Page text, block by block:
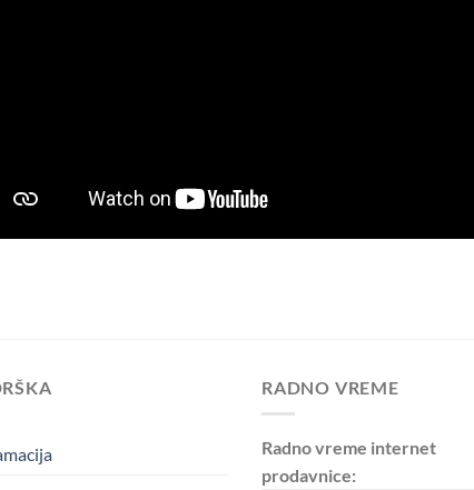
RADNO VREME
Radno vreme internet
prodavnice: